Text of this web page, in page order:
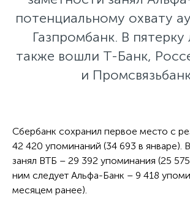
потенциальному охвату
Газпромбанк. В
также вошли Т-Банк,
и
Сбербанк сохранил первое место c
42 420 упоминаний (34 693 в январе).
занял ВТБ – 29 392 упоминания (25 575
ним следует Альфа-Банк – 9 418
месяцем ранее).